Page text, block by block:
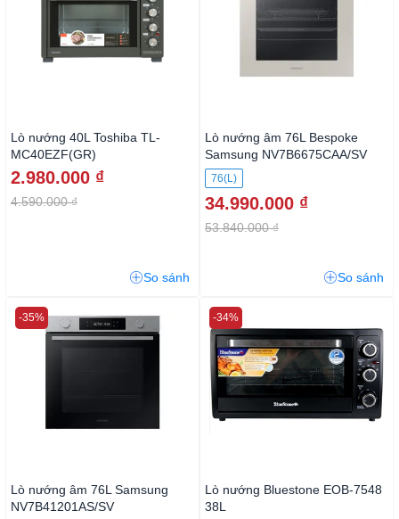
Lò nướng 40L Toshiba TL-
MC40EZF(GR)
2.980.000 ₫
4.590.000 ₫
So sánh
Lò nướng âm 76L Bespoke
Samsung NV7B6675CAA/SV
76(L)
34.990.000 ₫
53.840.000 ₫
So sánh
Lò nướng âm 76L Samsung
NV7B41201AS/SV
-35%
Lò nướng Bluestone EOB-7548
38L
-34%